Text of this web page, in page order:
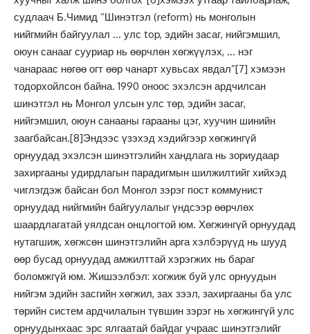
судлаач Б.Чимид “Шинэтгэл (reform) нь монголын
нийгмийн байгуулал … улс top, эдийн засаг, нийгэмшил,
оюун санааг сууриар нь өөрчлөн хөгжүүлэх, … нэг
чанараас нөгөө огт өөр чанарт хувьсах явдал”[7] хэмээн
тодорхойлсон байна. 1990 оноос эхэлсэн ардчилсан
шинэтгэл нь Монгол улсын улс төр, эдийн засаг,
нийгэмшил, оюун санааны гарааны цэг, хуучин шинийн
заагбайсан.[8]Эндээс үзэхэд хэдийгээр хөгжингүй
орнуудад эхэлсэн шинэтгэлийн хандлага нь зориудаар
захиргааны удирдлагын парадигмын шилжилтийг хийхэд
чиглэгдэж байсан бол Монгол зэрэг пост коммунист
орнуудад нийгмийн байгуулалыг үндсээр өөрчлөх
шаардлагатай уялдсан онцлогтой юм. Хөгжингүй орнуудад
нутагшиж, хөгжсөн шинэтгэлийн арга хэлбэрүүд нь шууд
өөр бусад орнуудад амжилттай хэрэгжих нь бараг
боломжгүй юм. Жишээлбэл: хогжиж буй улс орнуудын
нийгэм эдийн засгийн хөгжил, зах зээл, захиргааны ба улс
төрийн систем ардчилалын түвшин зэрэг нь хөгжингүй улс
орнуудынхаас эрс ялгаатай байдаг учраас шинэтгэлийг